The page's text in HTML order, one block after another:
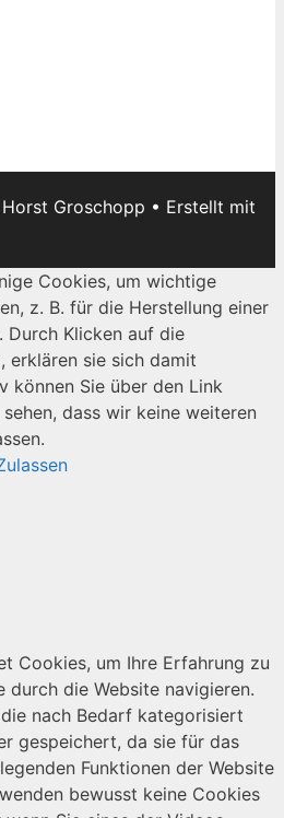
Groschopp • Erstellt mit
Cookies, um wichtige
z. B. für die Herstellung einer
Durch Klicken auf die
erklären sie sich damit
können Sie über den Link
dass wir keine weiteren
Cookies, um Ihre Erfahrung zu
durch die Website navigieren.
nach Bedarf kategorisiert
gespeichert, da sie für das
Funktionen der Website
bewusst keine Cookies